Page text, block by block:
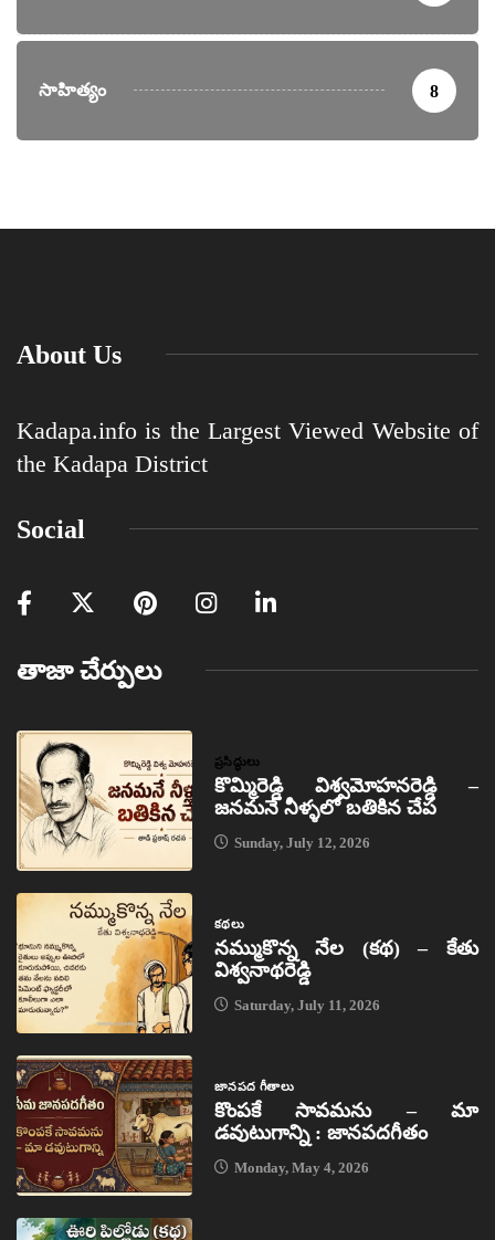
సాహిత్యం 8
About Us
Kadapa.info is the Largest Viewed Website of
the Kadapa District
Social
తాజా చేర్పులు
ప్రసిద్ధులు
కొమ్మిరెడ్డి విశ్వమోహనరెడ్డి –
జనమనే నీళ్ళలో బతికిన చేప
Sunday, July 12, 2026
కథలు
నమ్ముకొన్న నేల (కథ) – కేతు
విశ్వనాథరెడ్డి
Saturday, July 11, 2026
జానపద గీతాలు
కొంపకే సావమను – మా
డవుటుగాన్ని : జానపదగీతం
Monday, May 4, 2026